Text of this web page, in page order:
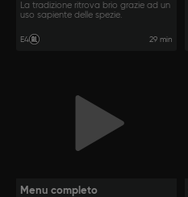
La tradizione ritrova brio grazie ad un
uso sapiente delle spezie.
E4 29 min
Menu completo